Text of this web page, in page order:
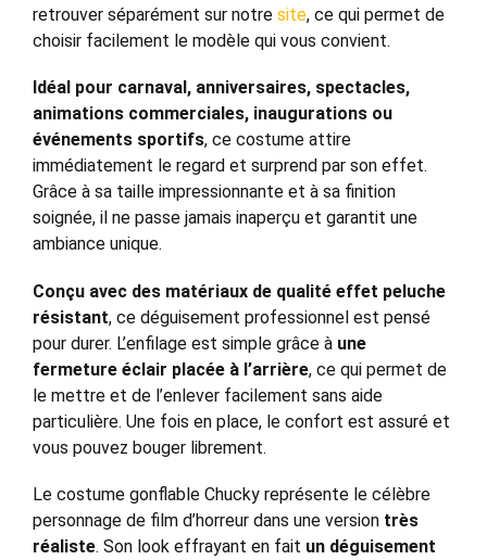
retrouver séparément sur notre site, ce qui permet de
choisir facilement le modèle qui vous convient.
Idéal pour carnaval, anniversaires, spectacles,
animations commerciales, inaugurations ou
événements sportifs, ce costume attire
immédiatement le regard et surprend par son effet.
Grâce à sa taille impressionnante et à sa finition
soignée, il ne passe jamais inaperçu et garantit une
ambiance unique.
Conçu avec des matériaux de qualité effet peluche
résistant, ce déguisement professionnel est pensé
pour durer. L’enfilage est simple grâce à une
fermeture éclair placée à l’arrière, ce qui permet de
le mettre et de l’enlever facilement sans aide
particulière. Une fois en place, le confort est assuré et
vous pouvez bouger librement.
Le costume gonflable Chucky représente le célèbre
personnage de film d’horreur dans une version très
réaliste. Son look effrayant en fait un déguisement